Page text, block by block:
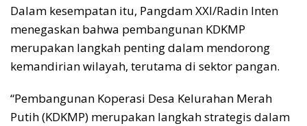
Dalam kesempatan itu, Pangdam XXI/Radin Inten
menegaskan bahwa pembangunan KDKMP
merupakan langkah penting dalam mendorong
kemandirian wilayah, terutama di sektor pangan.
“Pembangunan Koperasi Desa Kelurahan Merah
Putih (KDKMP) merupakan langkah strategis dalam